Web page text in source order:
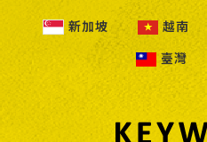
新加坡 越南
臺灣